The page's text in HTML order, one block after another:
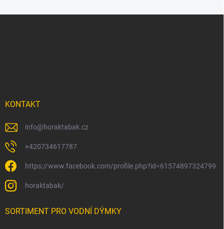
KONTAKT
info@horaktabak.cz
+420734617787
https://www.facebook.com/profile.php?id=61574897324799
horaktabak/
SORTIMENT PRO VODNÍ DÝMKY